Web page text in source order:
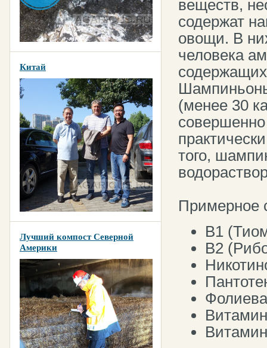
Китай
Лучший компост Северной
Америки
веществ,
содержат
овощи. В
человека
(менее 30
того,
Примерное
В1
В2